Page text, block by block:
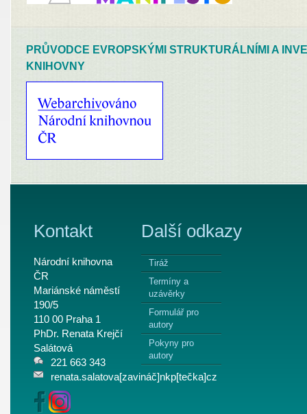
PRŮVODCE EVROPSKÝMI STRUKTURÁLNÍMI A
KNIHOVNY
Kontakt
Národní knihovna
ČR
Mariánské náměstí
190/5
110 00 Praha 1
PhDr. Renata Krejčí
Salátová
221 663 343
renata.salatova[zavináč]nkp[tečka]cz
Další odkazy
Tiráž
Termíny a
uzávěrky
Formulář pro
autory
Pokyny pro
autory